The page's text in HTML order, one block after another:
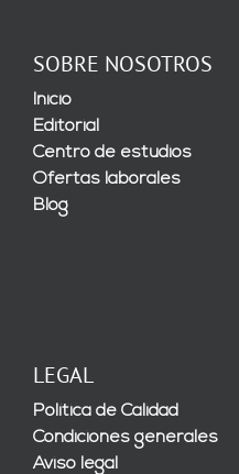
SOBRE NOSOTROS
Inicio
Editorial
Centro de estudios
Ofertas laborales
Blog
LEGAL
Política de Calidad
Condiciones generales
Aviso legal